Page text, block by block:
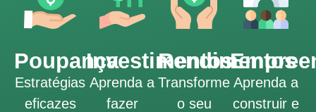
Poupança
Estratégias
eficazes
Investimentos
Aprenda a
fazer
Rendimentos
Transforme
o seu
Aprenda a
construir e